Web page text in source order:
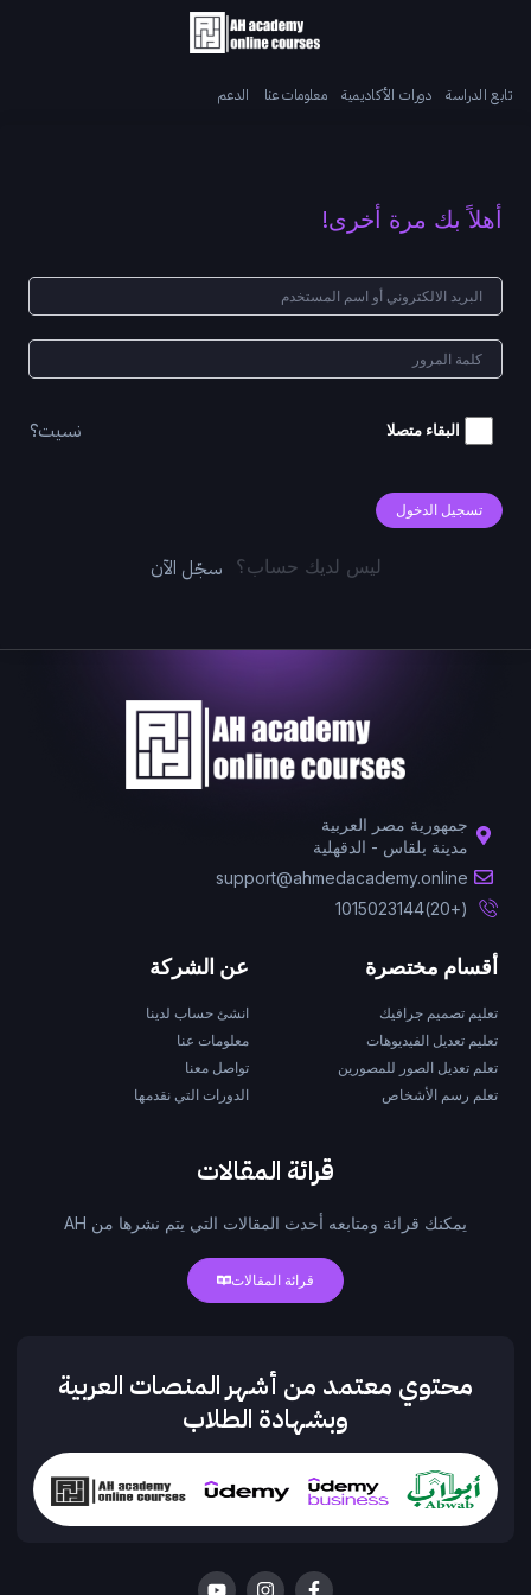
تابع الدراسة دورات الأكاديمية معلومات عنا الدعم
أهلاً بك مرة أخرى!
البقاء متصلا نسيت؟
تسجيل الدخول
ليس لديك حساب؟ سجّل الآن
جمهورية مصر العربية
مدينة بلقاس - الدقهلية
support@ahmedacademy.online
(+20)1015023144
أقسام مختصرة
تعليم تصميم جرافيك
تعليم تعديل الفيديوهات
تعلم تعديل الصور للمصورين
تعلم رسم الأشخاص
عن الشركة
انشئ حساب لدينا
معلومات عنا
تواصل معنا
الدورات التي نقدمها
قرائة المقالات
يمكنك قرائة ومتابعه أحدث المقالات التي يتم نشرها من AH
قرائة المقالات
محتوي معتمد من أشهر المنصات العربية
وبشهادة الطلاب